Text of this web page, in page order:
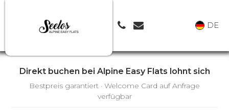
DE
Direkt buchen bei Alpine Easy Flats lohnt sich
Bestpreis garantiert · Welcome Card auf Anfrage
verfügbar